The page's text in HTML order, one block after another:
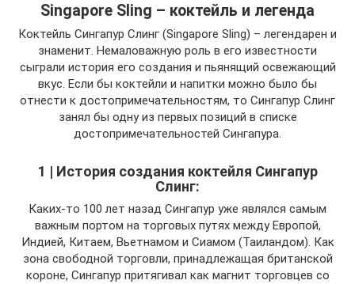
Singapore Sling – коктейль и легенда
Коктейль Сингапур Слинг (Singapore Sling) – легендарен и
знаменит. Немаловажную роль в его известности
сыграли история его создания и пьянящий освежающий
вкус. Если бы коктейли и напитки можно было бы
отнести к достопримечательностям, то Сингапур Слинг
занял бы одну из первых позиций в списке
достопримечательностей Сингапура.
1 | История создания коктейля Сингапур
Слинг:
Каких-то 100 лет назад Сингапур уже являлся самым
важным портом на торговых путях между Европой,
Индией, Китаем, Вьетнамом и Сиамом (Таиландом). Как
зона свободной торговли, принадлежащая британской
короне, Сингапур притягивал как магнит торговцев со